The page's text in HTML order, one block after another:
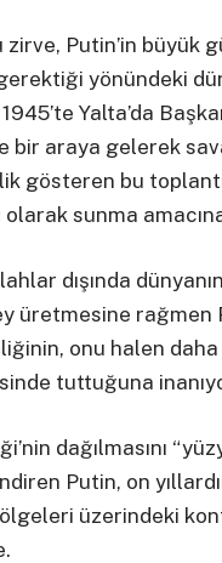
Putin’in büyük
yönündeki
Yalta’da
bir araya gelerek
gösteren bu toplantı,
sunma
dışında
üretmesine rağmen
onu halen
tuttuğuna
dağılmasını
Putin, on
üzerindeki